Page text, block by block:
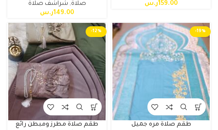
159.00 ر.س
صلاة, شراشف صلاة
149.00 ر.س
-19%
طقم صلاة مره جميل
-12%
طقم صلاة مطرز ومبطن رائع